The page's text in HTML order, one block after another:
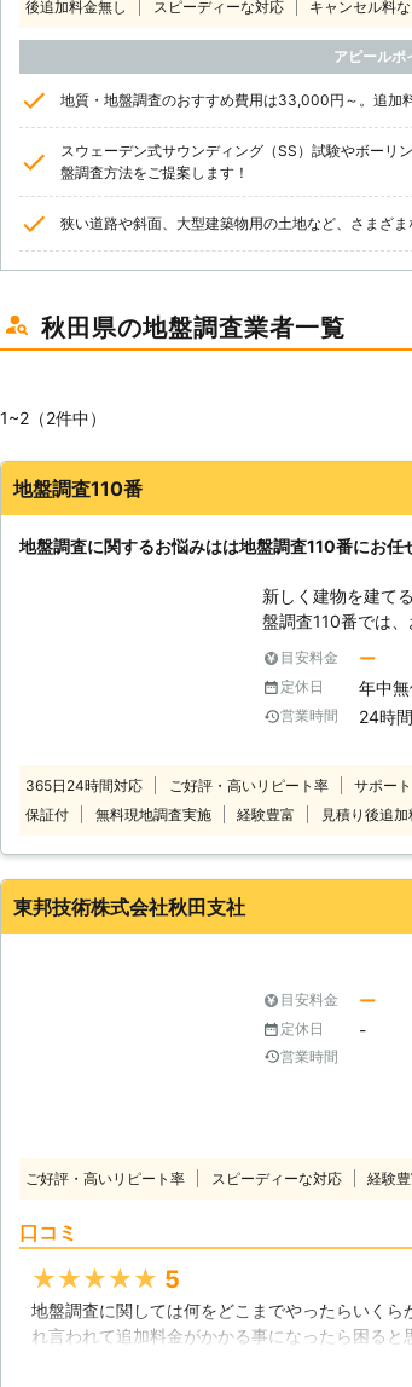
後追加料金無し
スピーディーな対応 キャンセル料な
アピールポ
地質・地盤調査のおすすめ費用は33,000円～。追加
スウェーデン式サウンディング（SS）試験やボーリ
盤調査方法をご提案します！
狭い道路や斜面、大型建築物用の土地など、さまざ
秋田県の地盤調査業者一覧
1~2（2件中）
地盤調査110番
地盤調査に関するお悩みはは地盤調査110番にお任
新しく建物を建て
盤調査110番では
ど詳しく分析いたします。 地盤の調査はもちろん、
も受け付けております
建っている場合も調査いたします！ 詳
ンディング試験
す。もちろん、建物があって
下水などが正確に
いただけます。 ・表面波調査 地盤を傷めない方法で震度10mまで高精度に
調査できます。 上記の調査方法を用いて熟練のスタッフが対応いたしま
目安料金 ー
定休日 年中
営業時間 24時間
365日24時間対応 ご好評・高いリピート率 サポー
保証付
無料現地調査実施 経験豊富 見積り後追加
東邦技術株式会社秋田支社
目安料金 ー
定休日 -
営業時間
ご好評・高いリピート率 スピーディーな対応 経験
口コミ
★★★★★ 5
地盤調査に関しては何をどこまでやったらいく
れ言われて追加料金がかかる事になったら困る
た。こちらは料金設定がわかりやすいだけでな